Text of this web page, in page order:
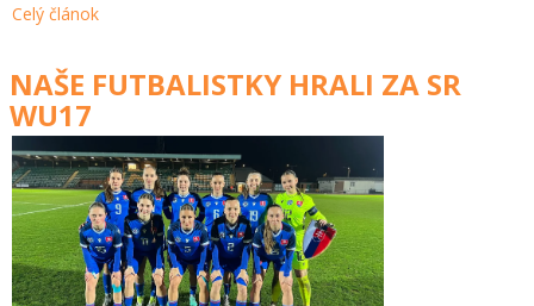
Celý článok
NAŠE FUTBALISTKY HRALI ZA SR
WU17